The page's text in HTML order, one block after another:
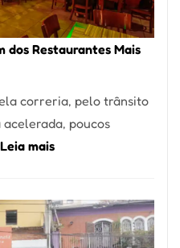
dos Restaurantes Mais
correria, pelo trânsito
poucos
Leia mais:
Manga
Se